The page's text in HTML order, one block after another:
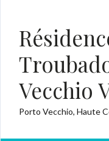
Vecchio
Porto Vecchio, Haute